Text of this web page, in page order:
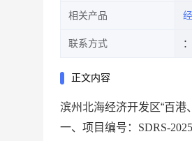
相关产品
联系方式
正文内容
滨州北海经济开发区“百港
一、 项目编号： SDRS-